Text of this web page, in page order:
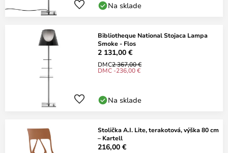
Na sklade
Bibliotheque National Stojaca Lampa
Smoke - Flos
2 131,00 €
DMC2 367,00 €
DMC -236,00 €
Na sklade
Stolička A.I. Lite, terakotová, výška 80 cm
– Kartell
216,00 €